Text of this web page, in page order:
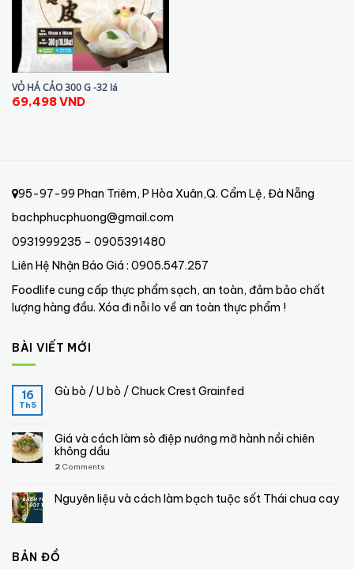
VỎ HÁ CẢO 300 G -32 lá
69,498VND
95-97-99 Phan Triêm, P Hòa Xuân,Q. Cẩm Lệ, Đà Nẵng
bachphucphuong@gmail.com
0931999235 – 0905391480
Liên Hệ Nhận Báo Giá : 0905.547.257
Foodlife cung cấp thực phẩm sạch, an toàn, đảm bảo chất
lượng hàng đầu. Xóa đi nỗi lo về an toàn thực phẩm !
BÀI VIẾT MỚI
16
Th5
Gù bò / U bò / Chuck Crest Grainfed
Giá và cách làm sò điệp nướng mỡ hành nồi chiên
không dầu
2 Comments
Nguyên liệu và cách làm bạch tuộc sốt Thái chua cay
BẢN ĐỒ